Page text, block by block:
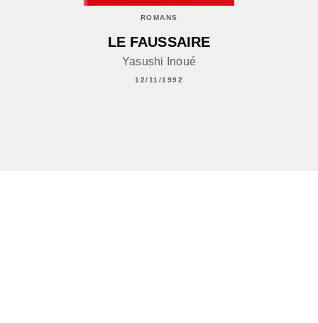
ROMANS
LE FAUSSAIRE
Yasushi Inoué
12/11/1992